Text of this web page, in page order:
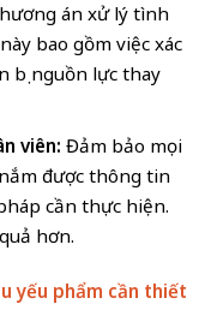
án xử lý tình
bao gồm việc xác
bị nguồn lực thay
viên: Đảm bảo mọi
được thông tin
cần thực hiện.
hơn.
yếu phẩm cần thiết